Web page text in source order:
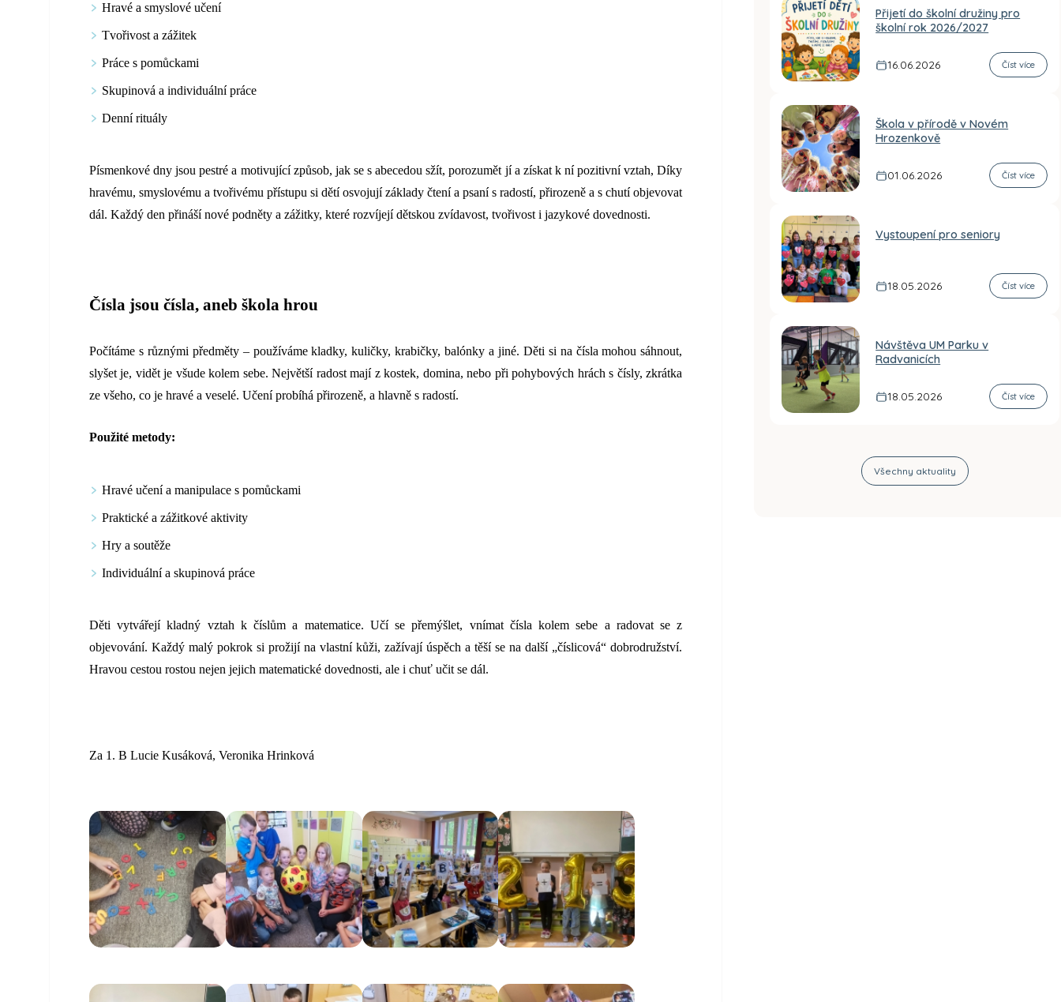
Hravé a smyslové učení
Tvořivost a zážitek
Práce s pomůckami
Skupinová a individuální práce
Denní rituály
Písmenkové dny jsou pestré a motivující způsob, jak se s abecedou sžít, porozumět jí a získat k ní pozitivní vztah, Díky
hravému, smyslovému a tvořivému přístupu si dětí osvojují základy čtení a psaní s radostí, přirozeně a s chutí objevovat
dál. Každý den přináší nové podněty a zážitky, které rozvíjejí dětskou zvídavost, tvořivost i jazykové dovednosti.
Čísla jsou čísla, aneb škola hrou
Počítáme s různými předměty – používáme kladky, kuličky, krabičky, balónky a jiné. Děti si na čísla mohou sáhnout,
slyšet je, vidět je všude kolem sebe. Největší radost mají z kostek, domina, nebo při pohybových hrách s čísly, zkrátka
ze všeho, co je hravé a veselé. Učení probíhá přirozeně, a hlavně s radostí.
Použité metody:
Hravé učení a manipulace s pomůckami
Praktické a zážitkové aktivity
Hry a soutěže
Individuální a skupinová práce
Děti vytvářejí kladný vztah k číslům a matematice. Učí se přemýšlet, vnímat čísla kolem sebe a radovat se z
objevování. Každý malý pokrok si prožijí na vlastní kůži, zažívají úspěch a těší se na další „číslicová“ dobrodružství.
Hravou cestou rostou nejen jejich matematické dovednosti, ale i chuť učit se dál.
Za 1. B Lucie Kusáková, Veronika Hrinková
Přijetí do školní družiny pro
školní rok 2026/2027
16.06.2026 Číst více
Škola v přírodě v Novém
Hrozenkově
01.06.2026 Číst více
Vystoupení pro seniory
18.05.2026 Číst více
Návštěva UM Parku v
Radvanicích
18.05.2026 Číst více
Všechny aktuality